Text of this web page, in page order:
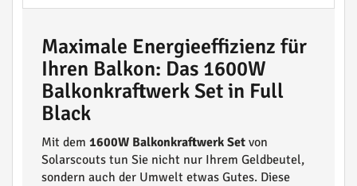
Maximale Energieeffizienz für
Ihren Balkon: Das 1600W
Balkonkraftwerk Set in Full
Black
Mit dem 1600W Balkonkraftwerk Set von
Solarscouts tun Sie nicht nur Ihrem Geldbeutel,
sondern auch der Umwelt etwas Gutes. Diese